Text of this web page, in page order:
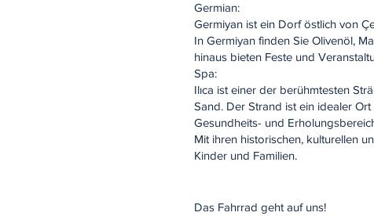
Germian:
Germiyan ist ein Dorf östlich von
In Germiyan finden Sie Olivenöl,
hinaus bieten Feste und
Spa:
Ilıca ist einer der berühmtesten
Sand. Der Strand ist ein idealer
Gesundheits- und
Mit ihren historischen, kulturellen
Kinder und Familien.
Das Fahrrad geht auf uns!